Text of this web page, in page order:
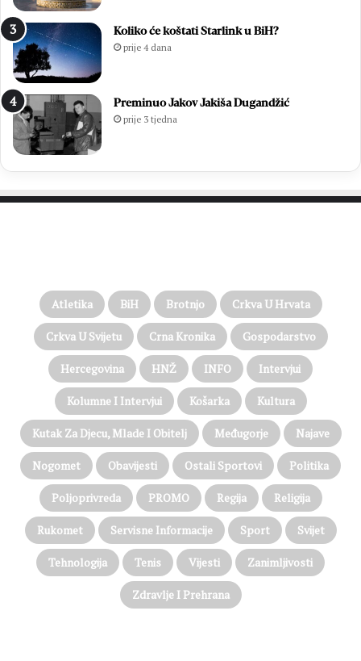
Koliko će koštati Starlink u BiH?
prije 4 dana
Preminuo Jakov Jakiša Dugandžić
prije 3 tjedna
Atletika BiH Brotnjo Crkva U Hrvata
Crkva U Svijetu Crna Kronika Gospodarstvo
Hercegovina HNŽ INFO Intervjui
Kolumne I Intervjui Košarka Kultura
Kutak Za Djecu, Mlade I Obitelj Međugorje Najave
Nogomet Obavijesti Ostali Sportovi Politika
Poljoprivreda PROMO Regija Religija
Rukomet Servisne Informacije Sport Svijet
Tehnologija Tenis Vijesti Zanimljivosti
Zdravlje I Prehrana